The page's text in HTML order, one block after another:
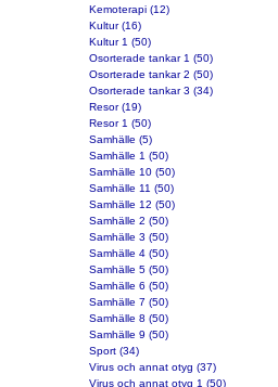
Kemoterapi (12)
Kultur (16)
Kultur 1 (50)
Osorterade tankar 1 (50)
Osorterade tankar 2 (50)
Osorterade tankar 3 (34)
Resor (19)
Resor 1 (50)
Samhälle (5)
Samhälle 1 (50)
Samhälle 10 (50)
Samhälle 11 (50)
Samhälle 12 (50)
Samhälle 2 (50)
Samhälle 3 (50)
Samhälle 4 (50)
Samhälle 5 (50)
Samhälle 6 (50)
Samhälle 7 (50)
Samhälle 8 (50)
Samhälle 9 (50)
Sport (34)
Virus och annat otyg (37)
Virus och annat otyg 1 (50)